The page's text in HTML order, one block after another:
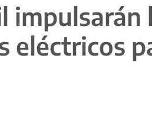
impulsarán
eléctricos